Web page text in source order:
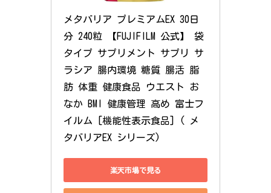
メタバリア プレミアムEX 30日
分 240粒 【FUJIFILM 公式】 袋
タイプ サプリメント サプリ サ
ラシア 腸内環境 糖質 腸活 脂
肪 体重 健康食品 ウエスト お
なか BMI 健康管理 高め 富士フ
イルム [機能性表示食品] ( メ
タバリアEX シリーズ)
楽天市場で見る